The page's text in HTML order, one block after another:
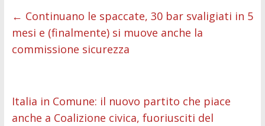
b
o
o
er l s
A
p
e
n
di
t
e
dI
di
← Continuano le spaccate, 30 bar svaligiati in 5
mesi e (finalmente) si muove anche la
commissione sicurezza
Italia in Comune: il nuovo partito che piace
anche a Coalizione civica, fuoriusciti del